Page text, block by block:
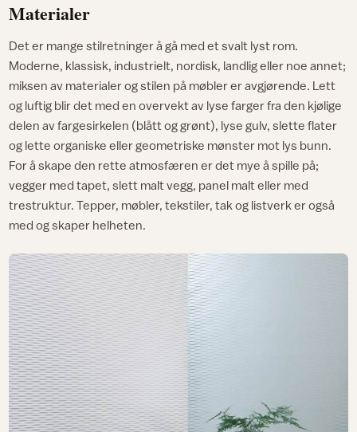
Materialer
Det er mange stilretninger å gå med et svalt lyst rom.
Moderne, klassisk, industrielt, nordisk, landlig eller noe annet;
miksen av materialer og stilen på møbler er avgjørende. Lett
og luftig blir det med en overvekt av lyse farger fra den kjølige
delen av fargesirkelen (blått og grønt), lyse gulv, slette flater
og lette organiske eller geometriske mønster mot lys bunn.
For å skape den rette atmosfæren er det mye å spille på;
vegger med tapet, slett malt vegg, panel malt eller med
trestruktur. Tepper, møbler, tekstiler, tak og listverk er også
med og skaper helheten.